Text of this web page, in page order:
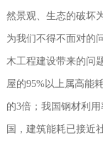
然景观、生态的破坏
为我们不得不面对的
木工程建设带来的问
屋的95%以上属高能
的3倍；我国钢材利
国，建筑能耗已接近